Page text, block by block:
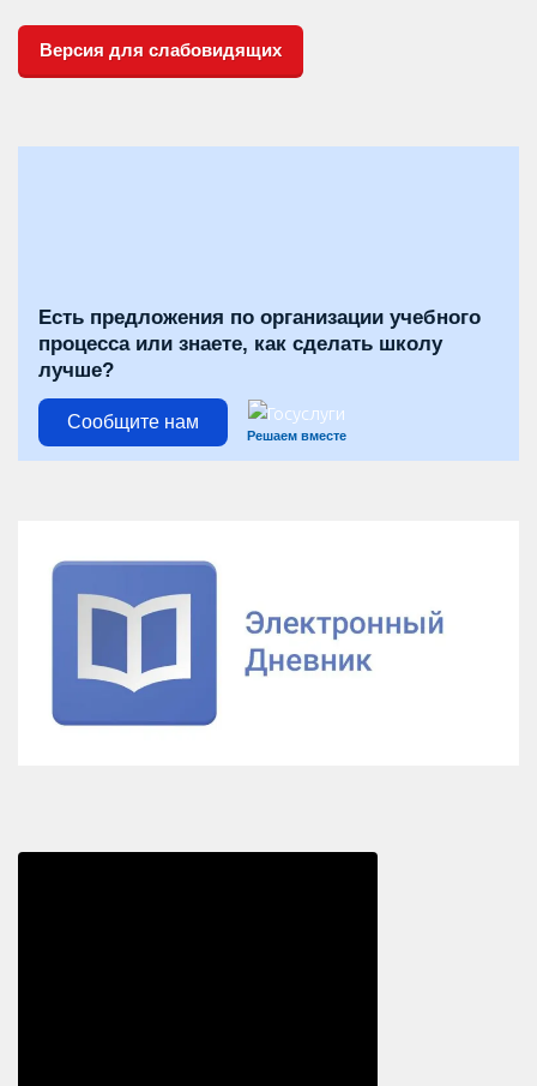
Версия для слабовидящих
Есть предложения по организации учебного
процесса или знаете, как сделать школу
лучше?
Сообщите нам
Решаем вместе